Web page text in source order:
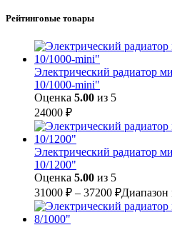
Рейтинговые товары
Электрический радиатор
10/1000-mini"
Оценка 5.00 из 5
24000 ₽
Электрический радиатор
10/1200"
Оценка 5.00 из 5
31000 ₽ – 37200 ₽Диапазон